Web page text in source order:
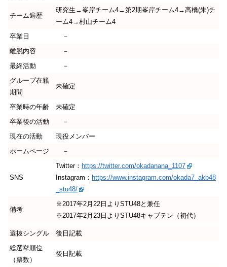
チーム遍歴
研究生→峯岸チーム4→第2期峯岸チーム4→高橋(朱)チ
ーム4→村山チーム4
卒業日
－
離脱内容
－
最終活動
－
グループ在籍
期間
未確定
卒業時の年齢
未確定
卒業後の活動
－
現在の活動
現役メンバー
ホームページ
－
SNS
Twitter： https://twitter.com/okadanana_1107
Instagram： https://www.instagram.com/okada7_akb48
_stu48/
備考
※2017年2月22日よりSTU48と兼任
※2017年2月23日よりSTU48キャプテン（初代）
選抜シングル
後日記載
総選挙順位
（票数）
後日記載